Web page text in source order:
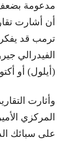
مدعومة بضعف
أن أشارت
ترمب قد
الفيدرالي
(أيلول) أو
وأثارت
المركزي
على سبائك